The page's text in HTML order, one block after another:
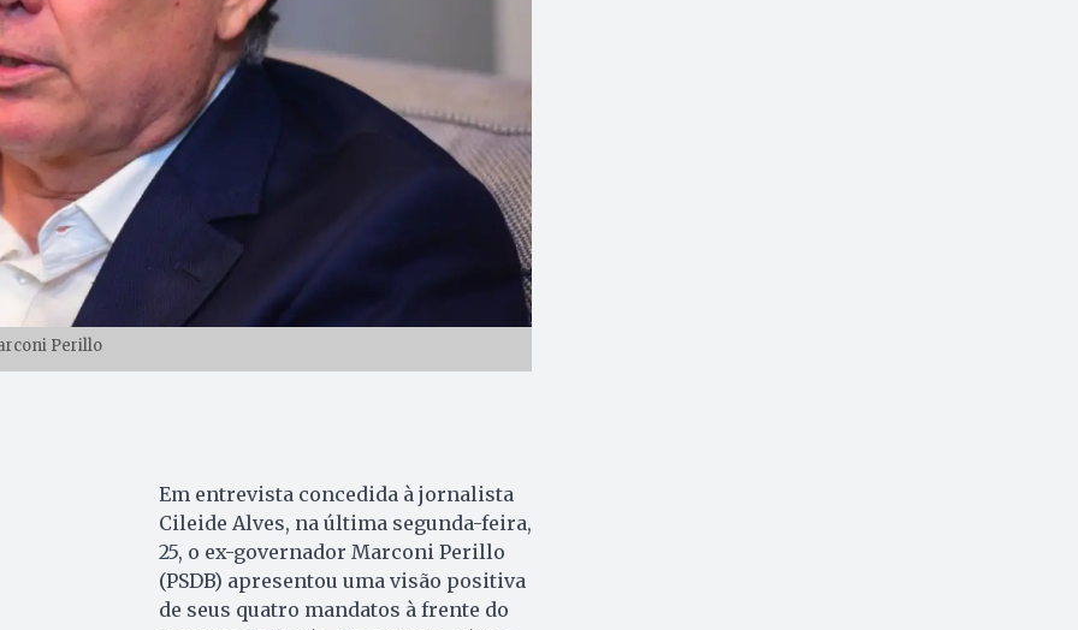
Perillo
Em entrevista concedida à jornalista
Cileide Alves, na última segunda-feira,
25, o ex-governador Marconi Perillo
(PSDB) apresentou uma visão positiva
de seus quatro mandatos à frente do